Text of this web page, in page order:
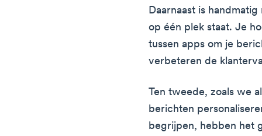
Daarnaast is
op één plek staat. Je
tussen apps om je
verbeteren de
Ten tweede, zoals we
berichten
begrijpen, hebben het